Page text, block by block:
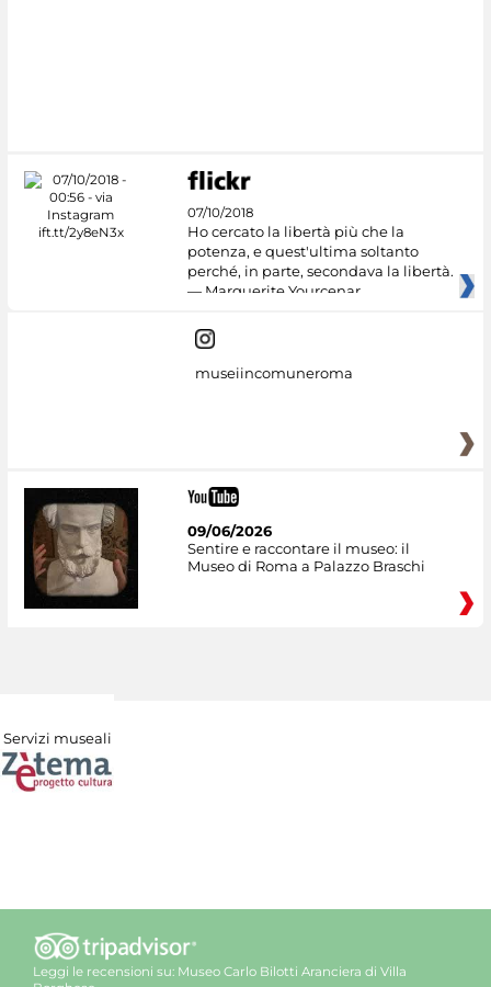
07/10/2018
Ho cercato la libertà più che la
potenza, e quest'ultima soltanto
perché, in parte, secondava la libertà.
— Marguerite Yourcenar
museiincomuneroma
09/06/2026
Sentire e raccontare il museo: il
Museo di Roma a Palazzo Braschi
Servizi museali
Leggi le recensioni su: Museo Carlo Bilotti Aranciera di Villa